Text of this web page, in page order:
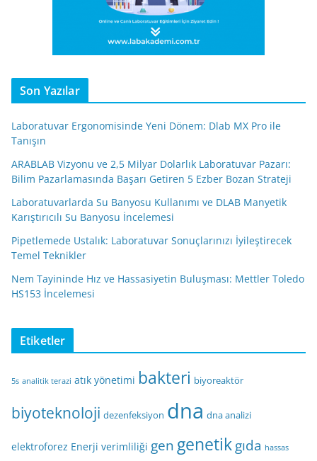
Son Yazılar
Laboratuvar Ergonomisinde Yeni Dönem: Dlab MX Pro ile
Tanışın
ARABLAB Vizyonu ve 2,5 Milyar Dolarlık Laboratuvar Pazarı:
Bilim Pazarlamasında Başarı Getiren 5 Ezber Bozan Strateji
Laboratuvarlarda Su Banyosu Kullanımı ve DLAB Manyetik
Karıştırıcılı Su Banyosu İncelemesi
Pipetlemede Ustalık: Laboratuvar Sonuçlarınızı İyileştirecek
Temel Teknikler
Nem Tayininde Hız ve Hassasiyetin Buluşması: Mettler Toledo
HS153 İncelemesi
Etiketler
5s analitik terazi atık yönetimi bakteri biyoreaktör
biyoteknoloji dezenfeksiyon dna dna analizi
elektroforez Enerji verimliliği gen genetikgıda hassas